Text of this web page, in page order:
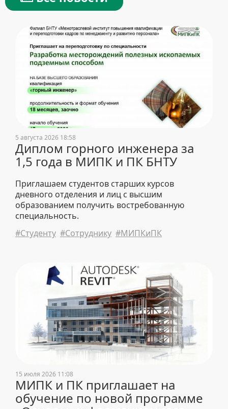
5 августа 2026 18:58
Диплом горного инженера за
1,5 года в МИПК и ПК БНТУ
Приглашаем студентов старших курсов
дневного отделения и лиц с высшим
образованием получить востребованную
специальность.
#Студенту #Сотруднику #МИПКиПК
15 июля 2026 11:08
МИПК и ПК приглашает на
обучение по новой программе